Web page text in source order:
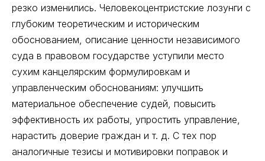
резко изменились. Человекоцентристские лозунги с
глубоким теоретическим и историческим
обоснованием, описание ценности независимого
суда в правовом государстве уступили место
сухим канцелярским формулировкам и
управленческим обоснованиям: улучшить
материальное обеспечение судей, повысить
эффективность их работы, упростить управление,
нарастить доверие граждан и т. д. С тех пор
аналогичные тезисы и мотивировки поправок и